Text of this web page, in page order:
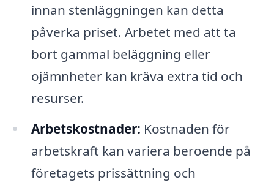
innan stenläggningen kan detta
påverka priset. Arbetet med att ta
bort gammal beläggning eller
ojämnheter kan kräva extra tid och
resurser.
Arbetskostnader: Kostnaden för
arbetskraft kan variera beroende på
företagets prissättning och